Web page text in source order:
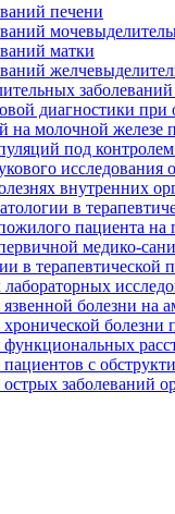
печени
матки
заболеваний
диагностики
молочной железе
под контролем
внутренних
в
пациента на
медико-
в терапевтической
болезни на
болезни
с
заболеваний